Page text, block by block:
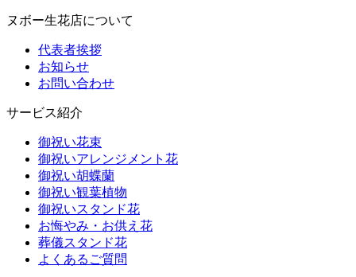
ヌボー生花店について
代表者挨拶
お知らせ
お問い合わせ
サービス紹介
御祝い花束
御祝いアレンジメント花
御祝い胡蝶蘭
御祝い観葉植物
御祝いスタンド花
お悔やみ・お供え花
葬儀スタンド花
よくあるご質問